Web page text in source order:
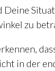
zu
in der